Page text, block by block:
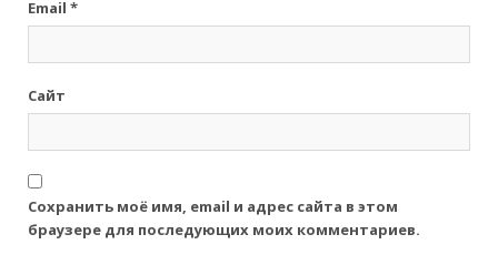
Email *
Сайт
Сохранить моё имя, email и адрес сайта в этом
браузере для последующих моих комментариев.